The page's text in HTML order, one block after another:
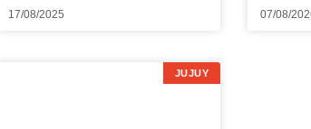
17/08/2025 07/08/
JUJUY